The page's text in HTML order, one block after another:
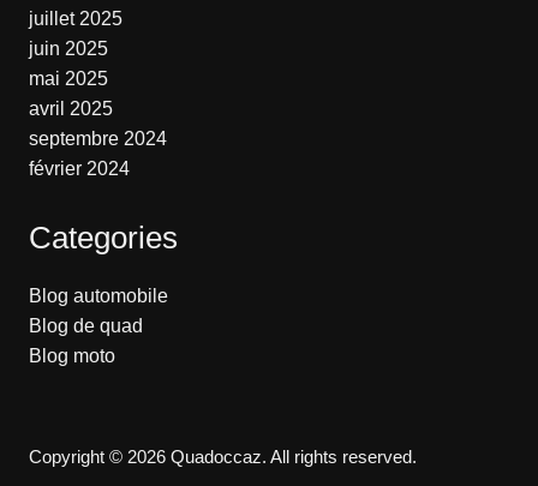
juillet 2025
juin 2025
mai 2025
avril 2025
septembre 2024
février 2024
Categories
Blog automobile
Blog de quad
Blog moto
Copyright © 2026 Quadoccaz. All rights reserved.